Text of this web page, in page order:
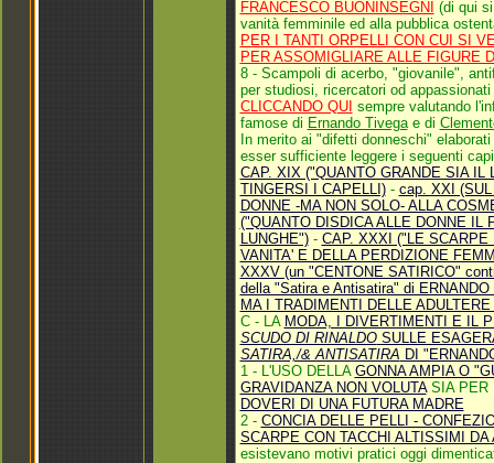
FRANCESCO BUONINSEGNI (di qui
vanità femminile ed alla pubblica
PER I TANTI ORPELLI CON CUI SI
PER ASSOMIGLIARE ALLE FIGURE
8 - Scampoli di acerbo, "giovanile",
per studiosi, ricercatori od appassionati
CLICCANDO QUI sempre valutando
famose di Ernando Tivegae di
In merito ai "difetti donneschi"
esser sufficiente leggere i seguenti
CAP. XIX ("QUANTO GRANDE SIA
TINGERSI I CAPELLI)- cap. XXI
DONNE -MA NON SOLO- ALLA
("QUANTO DISDICA ALLE DONNE IL
LUNGHE")- CAP. XXXI ("LE SCARPE
VANITA' E DELLA PERDIZIONE
XXXV (un "CENTONE SATIRICO"
della "Satira e Antisatira" di ERNANDO
MA I TRADIMENTI DELLE
C - LA MODA, I DIVERTIMENTI E IL
SCUDO DI RINALDOSULLE
SATIRA,/& ANTISATIRA DI
1 - L'USO DELLA GONNA AMPIA O
GRAVIDANZA NON VOLUTASIA PER
DOVERI DI UNA FUTURA MADRE
2 - CONCIA DELLE PELLI -
SCARPE CON TACCHI ALTISSIMI
esistevano motivi pratici oggi